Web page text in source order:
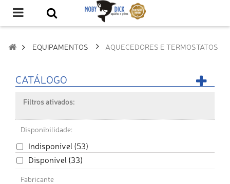
EQUIPAMENTOS AQUECEDORES E TERMOSTATOS
CATÁLOGO
Filtros ativados:
Disponibilidade:
Indisponível (53)
Disponível (33)
Fabricante